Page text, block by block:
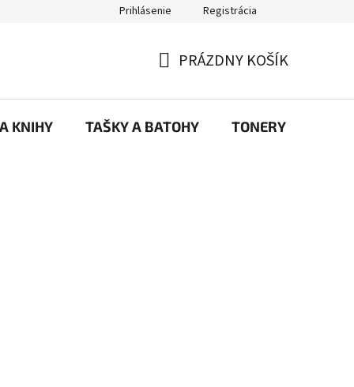
Prečo eRKa papiernictvo – kvalita, výber a spokojnosť |
Prihlásenie Registrácia
KOŠÍK
PRÁZDNY KOŠÍK
KNIHY TAŠKY A BATOHY TONERY